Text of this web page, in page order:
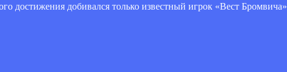
достижения добивался только известный игрок «Вест Бромвича»